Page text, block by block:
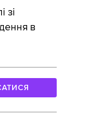
зі
в